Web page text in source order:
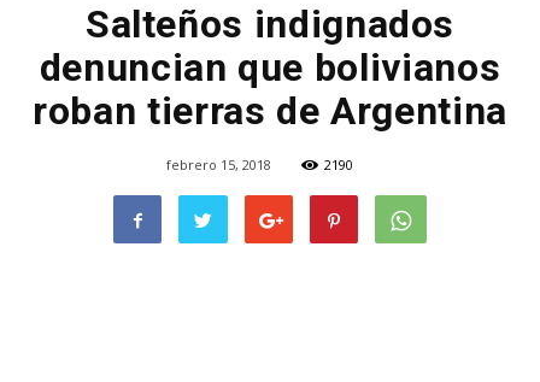
Salteños indignados
denuncian que bolivianos
roban tierras de Argentina
febrero 15, 2018 2190